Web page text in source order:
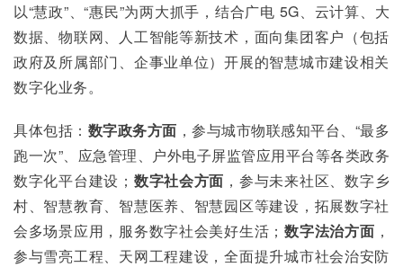
以“慧政”、“惠民”为两大抓手，结合广电 5G、云计算、大
数据、物联网、人工智能等新技术，面向集团客户（包括
政府及所属部门、企事业单位）开展的智慧城市建设相关
数字化业务。
具体包括： 数字政务方面 ，参与城市物联感知平台、“最多
跑一次”、应急管理、户外电子屏监管应用平台等各类政务
数字化平台建设； 数字社会方面 ，参与未来社区、数字乡
村、智慧教育、智慧医养、智慧园区等建设，拓展数字社
会多场景应用，服务数字社会美好生活； 数字法治方面 ，
参与雪亮工程、天网工程建设，全面提升城市社会治安防